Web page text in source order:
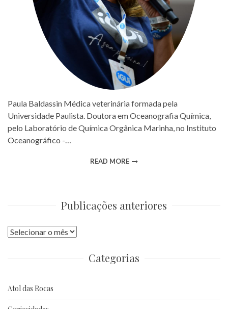
Paula Baldassin Médica veterinária formada pela
Universidade Paulista. Doutora em Oceanografia Química,
pelo Laboratório de Química Orgânica Marinha, no Instituto
Oceanográfico -…
READ MORE
Publicações anteriores
Publicações
Categorias
Atol das Rocas